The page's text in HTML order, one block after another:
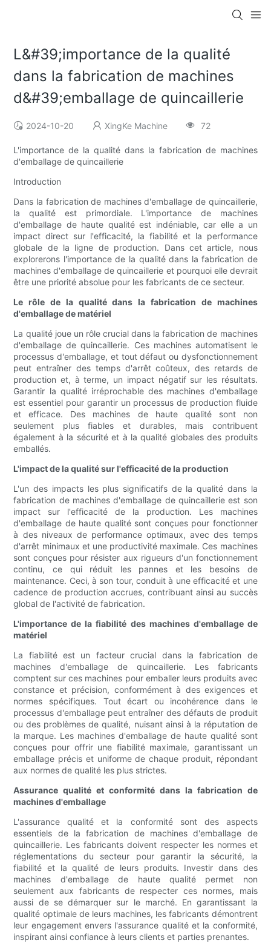
L&#39;importance de la qualité
dans la fabrication de machines
d&#39;emballage de quincaillerie
2024-10-20 XingKe Machine 72
L'importance de la qualité dans la fabrication de machines
d'emballage de quincaillerie
Introduction
Dans la fabrication de machines d'emballage de quincaillerie,
la qualité est primordiale. L'importance de machines
d'emballage de haute qualité est indéniable, car elle a un
impact direct sur l'efficacité, la fiabilité et la performance
globale de la ligne de production. Dans cet article, nous
explorerons l'importance de la qualité dans la fabrication de
machines d'emballage de quincaillerie et pourquoi elle devrait
être une priorité absolue pour les fabricants de ce secteur.
Le rôle de la qualité dans la fabrication de machines
d'emballage de matériel
La qualité joue un rôle crucial dans la fabrication de machines
d'emballage de quincaillerie. Ces machines automatisent le
processus d'emballage, et tout défaut ou dysfonctionnement
peut entraîner des temps d'arrêt coûteux, des retards de
production et, à terme, un impact négatif sur les résultats.
Garantir la qualité irréprochable des machines d'emballage
est essentiel pour garantir un processus de production fluide
et efficace. Des machines de haute qualité sont non
seulement plus fiables et durables, mais contribuent
également à la sécurité et à la qualité globales des produits
emballés.
L'impact de la qualité sur l'efficacité de la production
L'un des impacts les plus significatifs de la qualité dans la
fabrication de machines d'emballage de quincaillerie est son
impact sur l'efficacité de la production. Les machines
d'emballage de haute qualité sont conçues pour fonctionner
à des niveaux de performance optimaux, avec des temps
d'arrêt minimaux et une productivité maximale. Ces machines
sont conçues pour résister aux rigueurs d'un fonctionnement
continu, ce qui réduit les pannes et les besoins de
maintenance. Ceci, à son tour, conduit à une efficacité et une
cadence de production accrues, contribuant ainsi au succès
global de l'activité de fabrication.
L'importance de la fiabilité des machines d'emballage de
matériel
La fiabilité est un facteur crucial dans la fabrication de
machines d'emballage de quincaillerie. Les fabricants
comptent sur ces machines pour emballer leurs produits avec
constance et précision, conformément à des exigences et
normes spécifiques. Tout écart ou incohérence dans le
processus d'emballage peut entraîner des défauts de produit
ou des problèmes de qualité, nuisant ainsi à la réputation de
la marque. Les machines d'emballage de haute qualité sont
conçues pour offrir une fiabilité maximale, garantissant un
emballage précis et uniforme de chaque produit, répondant
aux normes de qualité les plus strictes.
Assurance qualité et conformité dans la fabrication de
machines d'emballage
L'assurance qualité et la conformité sont des aspects
essentiels de la fabrication de machines d'emballage de
quincaillerie. Les fabricants doivent respecter les normes et
réglementations du secteur pour garantir la sécurité, la
fiabilité et la qualité de leurs produits. Investir dans des
machines d'emballage de haute qualité permet non
seulement aux fabricants de respecter ces normes, mais
aussi de se démarquer sur le marché. En garantissant la
qualité optimale de leurs machines, les fabricants démontrent
leur engagement envers l'assurance qualité et la conformité,
inspirant ainsi confiance à leurs clients et parties prenantes.